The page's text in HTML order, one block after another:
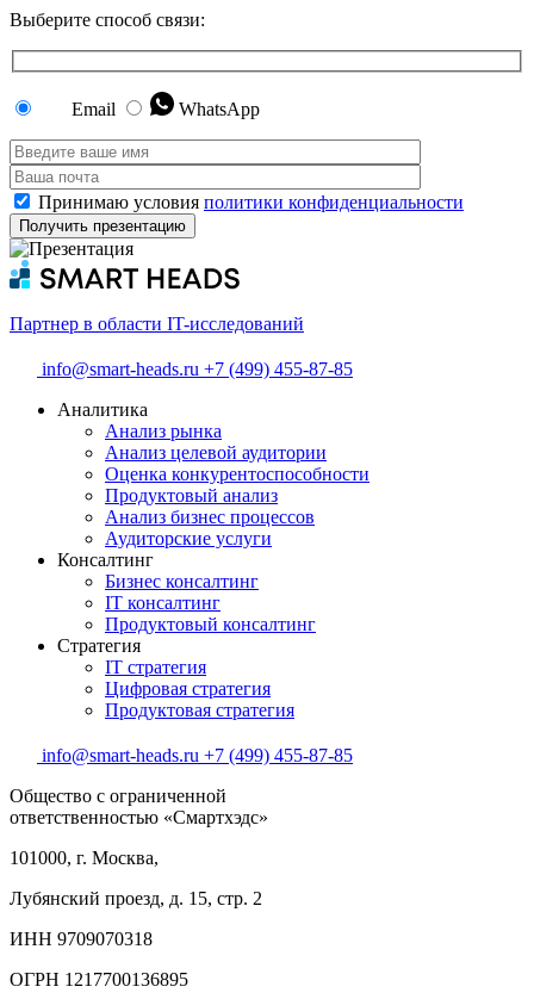
Выберите способ связи:
Email WhatsApp
Принимаю условия политики конфиденциальности
Партнер в области IT-исследований
info@smart-heads.ru +7 (499) 455-87-85
Аналитика
Анализ рынка
Анализ целевой аудитории
Оценка конкурентоспособности
Продуктовый анализ
Анализ бизнес процессов
Аудиторские услуги
Консалтинг
Бизнес консалтинг
IT консалтинг
Продуктовый консалтинг
Стратегия
IT стратегия
Цифровая стратегия
Продуктовая стратегия
info@smart-heads.ru +7 (499) 455-87-85
Общество с ограниченной
ответственностью «Смартхэдс»
101000, г. Москва,
Лубянский проезд, д. 15, стр. 2
ИНН 9709070318
ОГРН 1217700136895